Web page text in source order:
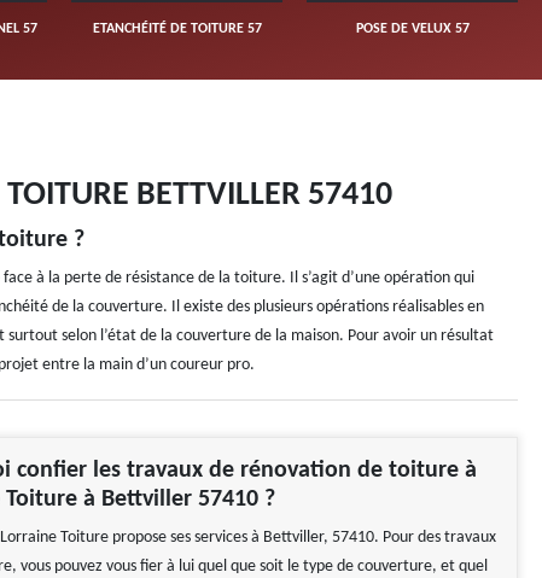
57 POSE DE VELUX 57 URGENCE FUITE DE TOITURE 57
BETTVILLER 57410
?
à la perte de résistance de la toiture. Il s’agit d’une opération qui
de la couverture. Il existe des plusieurs opérations réalisables en
selon l’état de la couverture de la maison. Pour avoir un résultat
entre la main d’un coureur pro.
confier les travaux de rénovation de toiture à
Toiture à Bettviller 57410 ?
Toiture propose ses services à Bettviller, 57410. Pour des travaux
vous pouvez vous fier à lui quel que soit le type de couverture, et quel